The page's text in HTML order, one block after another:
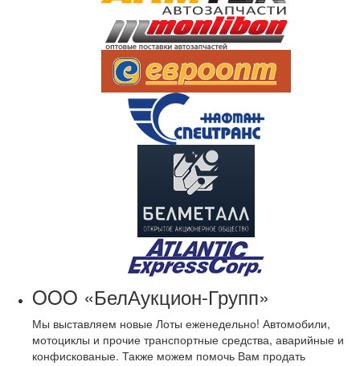
OOO «БелАукцион-Групп»
Мы выставляем новые Лоты еженедельно! Автомобили,
мотоциклы и прочие транспортные средства, аварийные и
конфискованые. Также можем помочь Вам продать